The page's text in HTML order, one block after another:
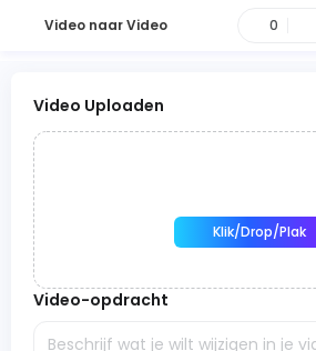
Video naar Video 0
Video Uploaden
Klik/Drop/Plak
Video-opdracht